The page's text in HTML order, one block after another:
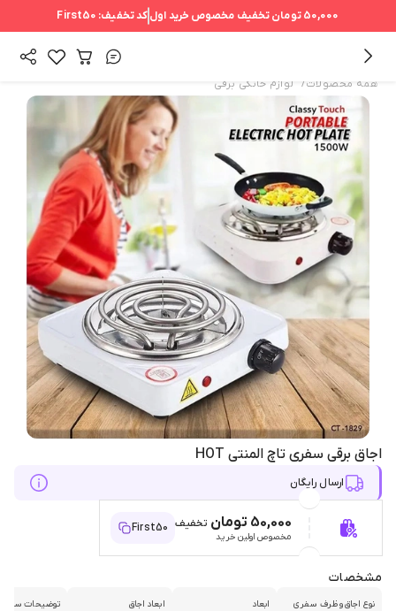
50,000 تومان تخفیف مخصوص خرید اولکد تخفیف: First50
همه محصولات/ لوازم خانگی برقی
اجاق برقی سفری تاچ المنتی HOT
ارسال رایگان
50,000 تومان تخفیف
مخصوص اولین خرید
First50
مشخصات
نوع اجاق و ظرف سفری ابعاد ابعاد اجاق توضیحات